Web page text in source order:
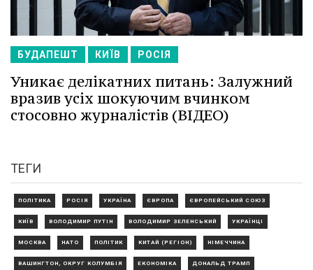
БУДАПЕШТ КИЇВ РОСІЯ
Уникає делікатних питань: Залужний
вразив усіх шокуючим вчинком
стосовно журналістів (ВІДЕО)
ТЕГИ
ПОЛІТИКА РОСІЯ УКРАЇНА ЄВРОПА ЄВРОПЕЙСЬКИЙ СОЮЗ
КИЇВ ВОЛОДИМИР ПУТІН ВОЛОДИМИР ЗЕЛЕНСЬКИЙ УКРАЇНЦІ
МОСКВА НАТО ПОЛІТИК КИТАЙ (РЕГІОН) НІМЕЧЧИНА
ВАШИНГТОН, ОКРУГ КОЛУМБІЯ ЕКОНОМІКА ДОНАЛЬД ТРАМП